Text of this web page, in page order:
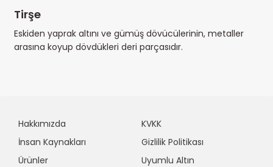
Tirşe
Eskiden yaprak altını ve gümüş dövücülerinin, metaller
arasına koyup dövdükleri deri parçasıdır.
Hakkımızda
İnsan Kaynakları
Ürünler
KVKK
Gizlilik Politikası
Uyumlu Altın